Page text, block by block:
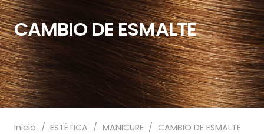
CAMBIO DE ESMALTE
Inicio / ESTÉTICA / MANICURE / CAMBIO DE ESMALTE